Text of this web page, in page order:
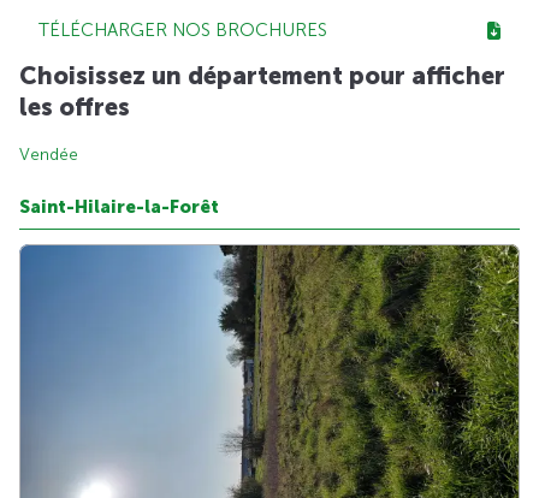
TÉLÉCHARGER NOS BROCHURES
Choisissez un département pour afficher
les offres
Vendée
Saint-Hilaire-la-Forêt